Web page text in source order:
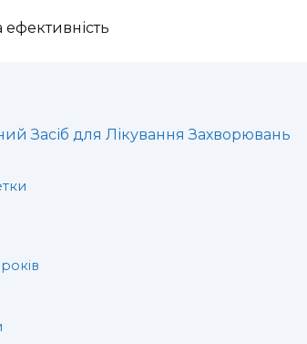
Засіб для Лікування Захворювань